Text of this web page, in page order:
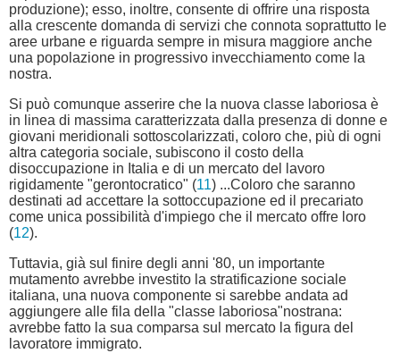
produzione); esso, inoltre, consente di offrire una risposta
alla crescente domanda di servizi che connota soprattutto le
aree urbane e riguarda sempre in misura maggiore anche
una popolazione in progressivo invecchiamento come la
nostra.
Si può comunque asserire che la nuova classe laboriosa è
in linea di massima caratterizzata dalla presenza di donne e
giovani meridionali sottoscolarizzati, coloro che, più di ogni
altra categoria sociale, subiscono il costo della
disoccupazione in Italia e di un mercato del lavoro
rigidamente "gerontocratico" (11) ...Coloro che saranno
destinati ad accettare la sottoccupazione ed il precariato
come unica possibilità d'impiego che il mercato offre loro
(12).
Tuttavia, già sul finire degli anni '80, un importante
mutamento avrebbe investito la stratificazione sociale
italiana, una nuova componente si sarebbe andata ad
aggiungere alle fila della "classe laboriosa"nostrana:
avrebbe fatto la sua comparsa sul mercato la figura del
lavoratore immigrato.